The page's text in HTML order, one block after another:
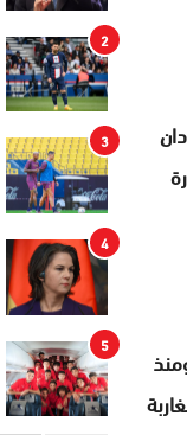
2
3
4
5